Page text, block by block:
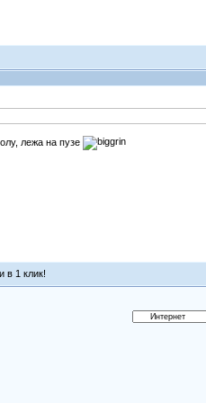
лежа на пузе
в 1 клик!